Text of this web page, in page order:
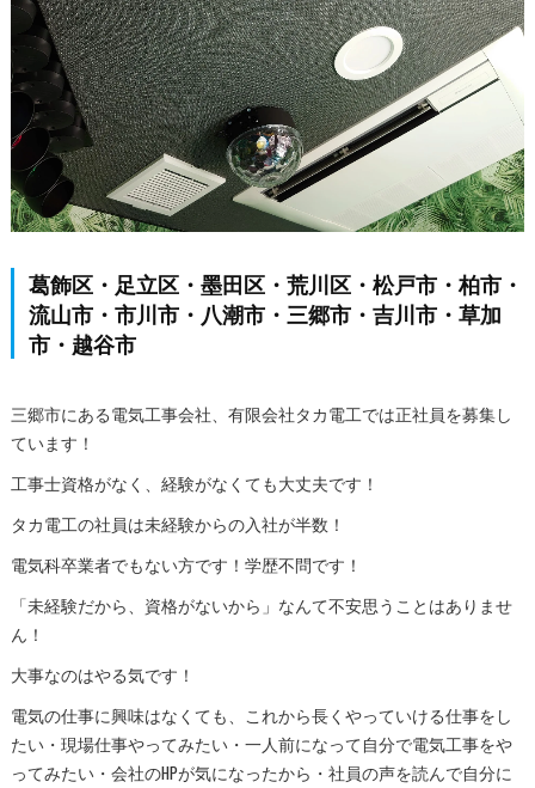
葛飾区・足立区・墨田区・荒川区・松戸市・柏市・
流山市・市川市・八潮市・三郷市・吉川市・草加
市・越谷市
三郷市にある電気工事会社、有限会社タカ電工では正社員を募集し
ています！
工事士資格がなく、経験がなくても大丈夫です！
タカ電工の社員は未経験からの入社が半数！
電気科卒業者でもない方です！学歴不問です！
「未経験だから、資格がないから」なんて不安思うことはありませ
ん！
大事なのはやる気です！
電気の仕事に興味はなくても、これから長くやっていける仕事をし
たい・現場仕事やってみたい・一人前になって自分で電気工事をや
ってみたい・会社のHPが気になったから・社員の声を読んで自分に